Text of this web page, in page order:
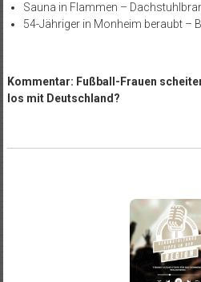
Sauna in Flammen –
54-Jähriger in Monheim beraubt –
Kommentar: Fußball-Frauen
los mit Deutschland?